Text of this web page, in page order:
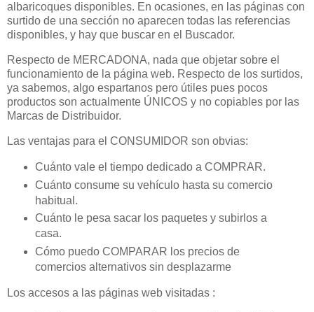
albaricoques disponibles. En ocasiones, en las páginas con
surtido de una sección no aparecen todas las referencias
disponibles, y hay que buscar en el Buscador.
Respecto de MERCADONA, nada que objetar sobre el
funcionamiento de la página web. Respecto de los surtidos,
ya sabemos, algo espartanos pero útiles pues pocos
productos son actualmente ÚNICOS y no copiables por las
Marcas de Distribuidor.
Las ventajas para el CONSUMIDOR son obvias:
Cuánto vale el tiempo dedicado a COMPRAR.
Cuánto consume su vehículo hasta su comercio
habitual.
Cuánto le pesa sacar los paquetes y subirlos a
casa.
Cómo puedo COMPARAR los precios de
comercios alternativos sin desplazarme
Los accesos a las páginas web visitadas :